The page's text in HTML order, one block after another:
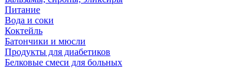
Питание
Вода и соки
Коктейль
Батончики и мюсли
Продукты для диабетиков
Белковые смеси для больных